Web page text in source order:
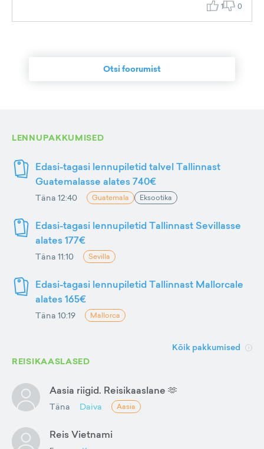
1 0
Otsi foorumist
LENNUPAKKUMISED
Edasi-tagasi lennupiletid talvel Tallinnast
Guatemalasse alates 740€
Täna 12:40 Guatemala Eksootika
Edasi-tagasi lennupiletid Tallinnast Sevillasse
alates 177€
Täna 11:10 Sevilla
Edasi-tagasi lennupiletid Tallinnast Mallorcale
alates 165€
Täna 10:19 Mallorca
Kõik pakkumised
REISIKAASLASED
Aasia riigid. Reisikaaslane 🫶
Täna Daiva Aasia
Reis Vietnami